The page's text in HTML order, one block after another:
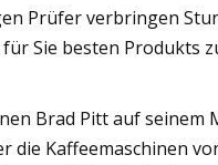
Prüfer verbringen
Sie besten Produkts
Brad Pitt auf
Kaffeemaschinen